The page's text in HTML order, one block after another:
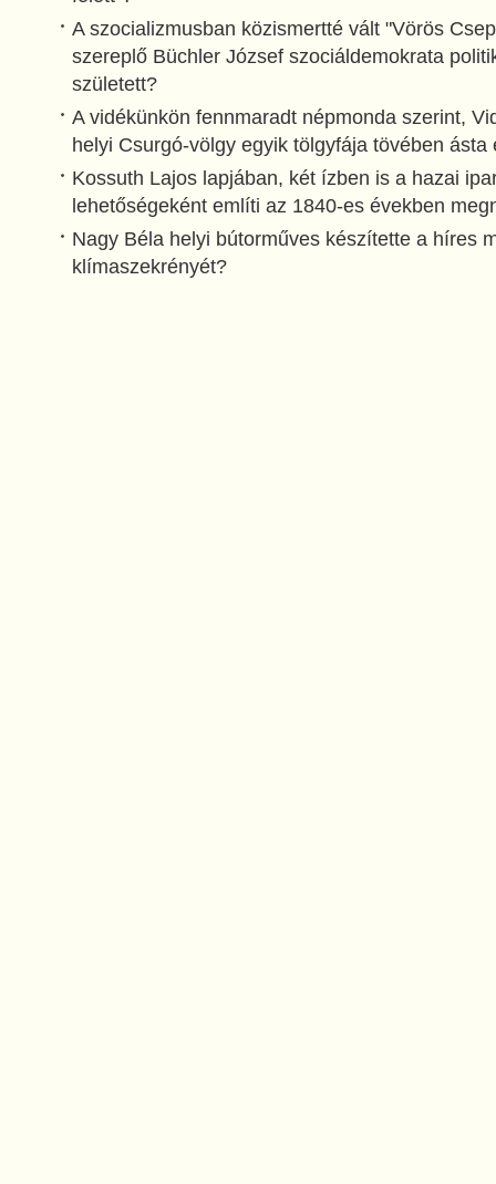
A szocializmusban közismertté vált "Vörös
szereplő Büchler József szociáldemokrata
született?
A vidékünkön fennmaradt népmonda szerint,
helyi Csurgó-völgy egyik tölgyfája tövében ásta
Kossuth Lajos lapjában, két ízben is a hazai
lehetőségeként említi az 1840-es években
Nagy Béla helyi bútorműves készítette a híres
klímaszekrényét?